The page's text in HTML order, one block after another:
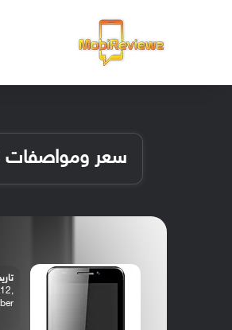
سعر ومواصفات Micromax A101